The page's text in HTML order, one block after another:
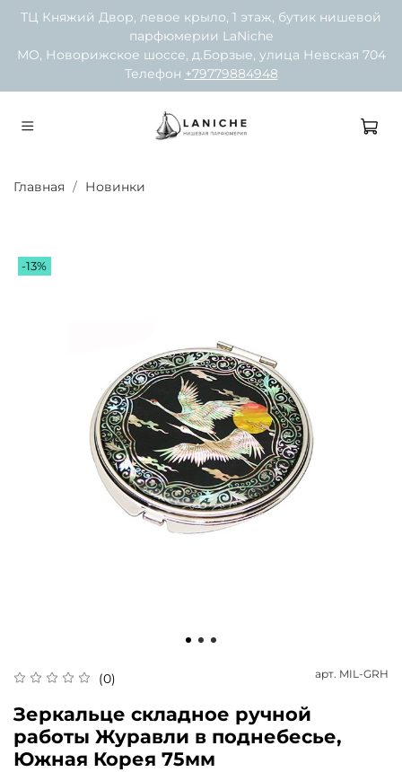
ТЦ Княжий Двор, левое крыло, 1 этаж, бутик нишевой
парфюмерии LaNiche
МО, Новорижское шоссе, д.Борзые, улица Невская 704
Телефон +79779884948
Главная Новинки
-13%
(0) арт. MIL-GRH
Зеркальце складное ручной
работы Журавли в поднебесье,
Южная Корея 75мм